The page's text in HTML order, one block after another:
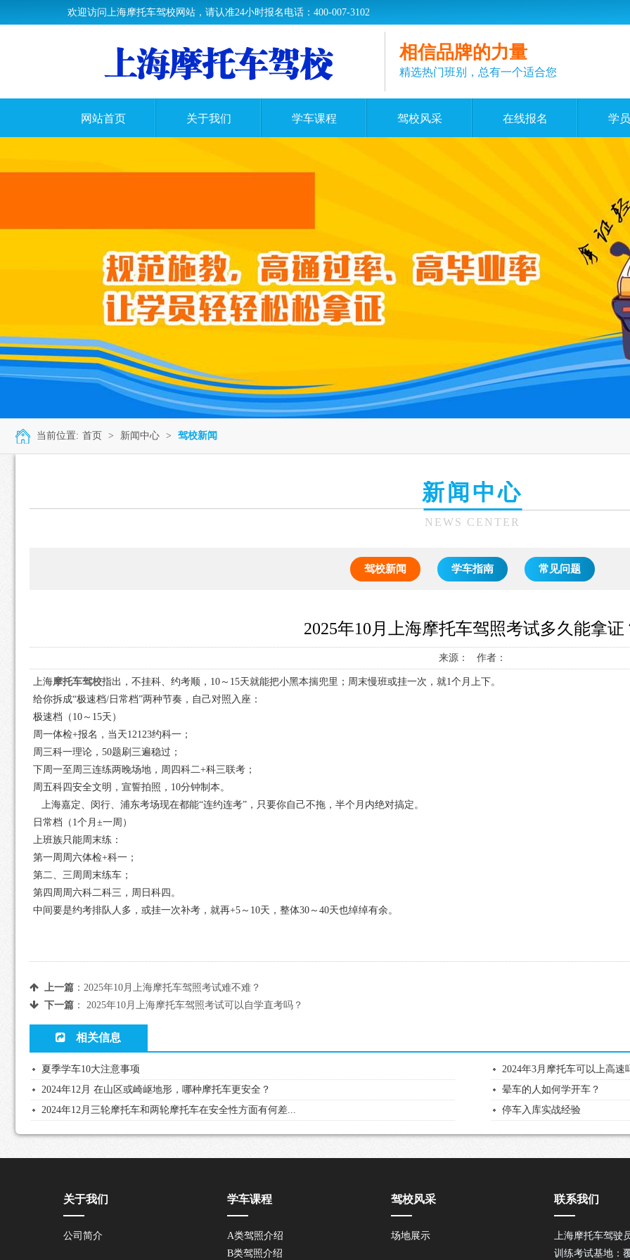
欢迎访问上海摩托车驾校网站，请认准24小时报名电话：400-007-3102
相信品牌的力量
精选热门班别，总有一个适合您
网站首页 关于我们 学车课程 驾校风采 在线报名 学
当前位置: 首页 > 新闻中心 > 驾校新闻
新闻中心
NEWS CENTER
驾校新闻 学车指南 常见问题
2025年10月上海摩托车驾照考试多久能拿证
来源： 作者：
上海摩托车驾校指出，不挂科、约考顺，10～15天就能把小黑本揣兜里；周末慢班或挂一次，就1个月上下。
给你拆成“极速档/日常档”两种节奏，自己对照入座：
极速档（10～15天）
周一体检+报名，当天12123约科一；
周三科一理论，50题刷三遍稳过；
下周一至周三连练两晚场地，周四科二+科三联考；
周五科四安全文明，宣誓拍照，10分钟制本。
上海嘉定、闵行、浦东考场现在都能“连约连考”，只要你自己不拖，半个月内绝对搞定。
日常档（1个月±一周）
上班族只能周末练：
第一周周六体检+科一；
第二、三周周末练车；
第四周周六科二科三，周日科四。
中间要是约考排队人多，或挂一次补考，就再+5～10天，整体30～40天也绰绰有余。
上一篇： 2025年10月上海摩托车驾照考试难不难？
下一篇： 2025年10月上海摩托车驾照考试可以自学直考吗？
相关信息
夏季学车10大注意事项
2024年3月摩托车可以上高速
2024年12月 在山区或崎岖地形，哪种摩托车更安全？
晕车的人如何学开车？
2024年12月三轮摩托车和两轮摩托车在安全性方面有何差...
停车入库实战经验
关于我们
公司简介
学车课程
A类驾照介绍
B类驾照介绍
驾校风采
场地展示
联系我们
上海摩托车驾驶
训练考试基地：